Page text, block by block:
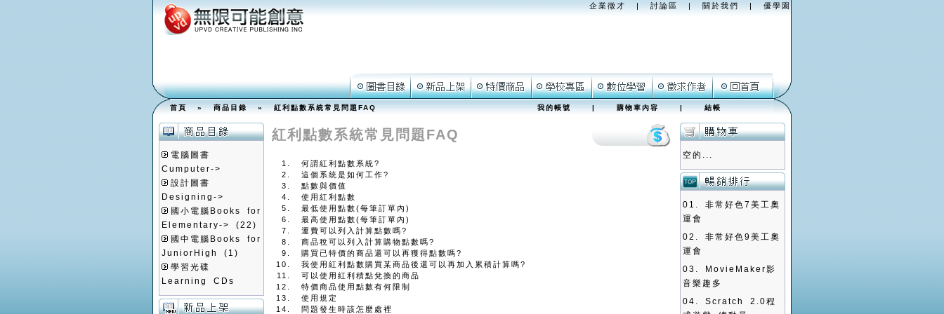
企業徵才 | 討論區 | 關於我們 | 優學園
首頁»商品目錄» 紅利點數系統常見問題FAQ 我的帳號|購物車內容|結帳
電腦圖書
Cumputer->
設計圖書
Designing->
國小電腦Books for
Elementary->
(22)
國中電腦Books for
JuniorHigh
(1)
學習光碟
Learning CDs
紅利點數系統常見問題FAQ
何謂紅利點數系統?
這個系統是如何工作?
點數與價值
使用紅利點數
最低使用點數(每筆訂單內)
最高使用點數(每筆訂單內)
運費可以列入計算點數嗎?
商品稅可以列入計算購物點數嗎?
購買已特價的商品還可以再獲得點數嗎?
我使用紅利點數購買某商品後還可以再加入累積計算嗎?
可以使用紅利積點兌換的商品
特價商品使用點數有何限制
使用規定
問題發生時該怎麼處裡
空的...
01. 非常好色7美工奧
運會
02. 非常好色9美工奧
運會
03.
MovieMaker影
音樂趣多
04. Scratch 2.0程